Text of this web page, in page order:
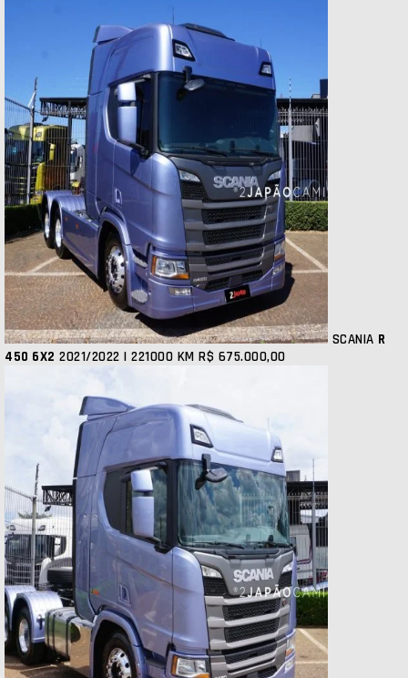
SCANIA R
450 6X2 2021/2022 | 221000 KM R$ 675.000,00